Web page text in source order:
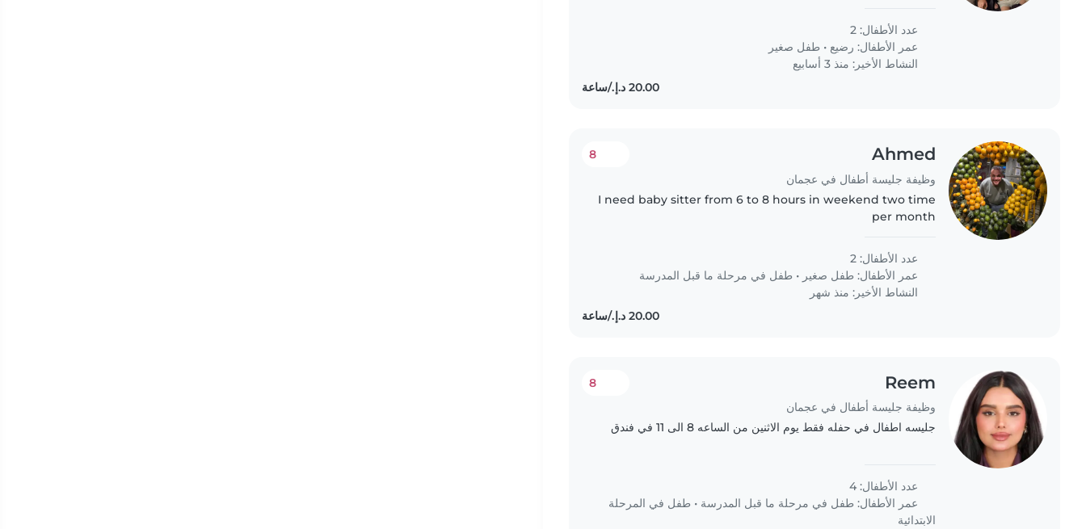
cooking and chores..
عدد الأطفال: 2
عمر الأطفال: رضيع • طفل صغير
النشاط الأخير: منذ 3 أسابيع
Ahmed
وظيفة جليسة أطفال في عجمان
8
I need baby sitter from 6 to 8 hours in weekend two time
per month
عدد الأطفال: 2
عمر الأطفال: طفل صغير • طفل في مرحلة ما قبل المدرسة
النشاط الأخير: منذ شهر
Reem
وظيفة جليسة أطفال في عجمان
8
جليسه اطفال في حفله فقط يوم الاثنين من الساعه 8 الى 11 في فندق
عدد الأطفال: 4
عمر الأطفال: طفل في مرحلة ما قبل المدرسة • طفل في المرحلة
الابتدائية